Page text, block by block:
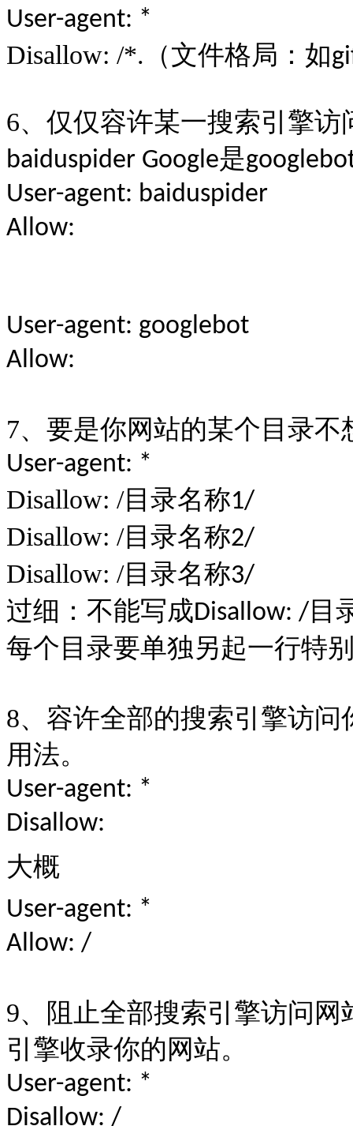
User-agent: *
Disallow: /*. （文件格局：如
6、仅仅容许某一搜索引擎
baiduspider Google是
User-agent: baiduspider
Allow:
User-agent: googlebot
Allow:
7、要是你网站的某个目录
User-agent: *
Disallow: /目录名称1/
Disallow: /目录名称2/
Disallow: /目录名称3/
过细：不能写成Disallow: / 目
每个目录要单独另起一行特
8、容许全部的搜索引擎访
用法。
User-agent: *
Disallow:
大概
User-agent: *
Allow: /
9、阻止全部搜索引擎访问
引擎收录你的网站。
User-agent: *
Disallow: /